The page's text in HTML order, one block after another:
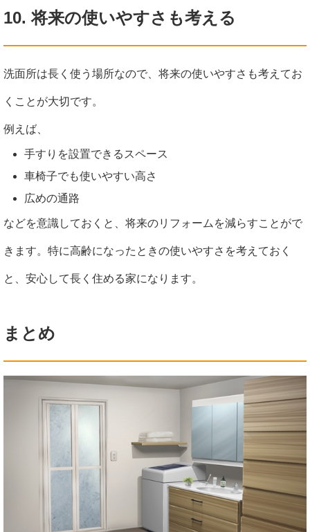
10. 将来の使いやすさも考える
洗面所は長く使う場所なので、将来の使いやすさも考えてお
くことが大切です。
例えば、
手すりを設置できるスペース
車椅子でも使いやすい高さ
広めの通路
などを意識しておくと、将来のリフォームを減らすことがで
きます。特に高齢になったときの使いやすさを考えておく
と、安心して長く住める家になります。
まとめ